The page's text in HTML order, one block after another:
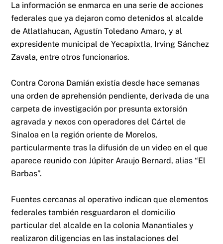
La información se enmarca en una serie de acciones
federales que ya dejaron como detenidos al alcalde
de Atlatlahucan, Agustín Toledano Amaro, y al
expresidente municipal de Yecapixtla, Irving Sánchez
Zavala, entre otros funcionarios.
Contra Corona Damián existía desde hace semanas
una orden de aprehensión pendiente, derivada de una
carpeta de investigación por presunta extorsión
agravada y nexos con operadores del Cártel de
Sinaloa en la región oriente de Morelos,
particularmente tras la difusión de un video en el que
aparece reunido con Júpiter Araujo Bernard, alias “El
Barbas”.
Fuentes cercanas al operativo indican que elementos
federales también resguardaron el domicilio
particular del alcalde en la colonia Manantiales y
realizaron diligencias en las instalaciones del